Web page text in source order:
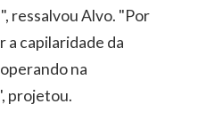
ressalvou Alvo. "Por
a capilaridade da
na
projetou.